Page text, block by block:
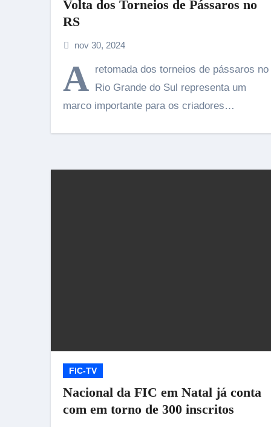
Volta dos Torneios de Pássaros no
RS
nov 30, 2024
A retomada dos torneios de pássaros no
Rio Grande do Sul representa um
marco importante para os criadores…
FIC-TV
Nacional da FIC em Natal já conta
com em torno de 300 inscritos